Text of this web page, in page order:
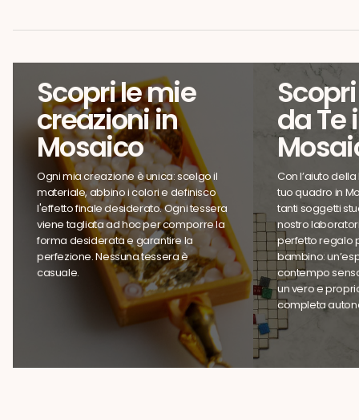
Scopri le mie
creazioni in
Mosaico
Ogni mia creazione è unica: scelgo il
materiale, abbino i colori e definisco
l'effetto finale desiderato. Ogni tessera
viene tagliata ad hoc per comporre la
forma desiderata e garantire la
perfezione. Nessuna tessera è
casuale.
da Te
Con l’aiuto
tuo quadro in
tanti soggetti
nostro
perfetto regalo
bambino:
contempo
un vero e
completa